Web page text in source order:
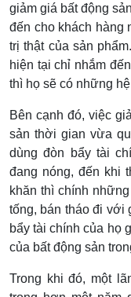
giảm giá bất động
đến cho khách hàng
trị thật của sản
hiện tại chỉ nhắm
thì họ sẽ có những
Bên cạnh đó, việc
sản thời gian vừa
dùng đòn bẩy tài
đang nóng, đến khi
khăn thì chính
tống, bán tháo đi với
bẩy tài chính của họ
của bất động sản
Trong khi đó, một